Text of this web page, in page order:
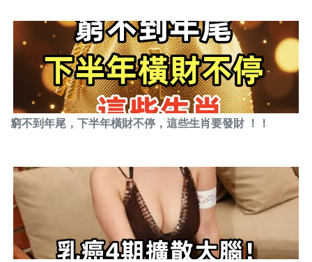
窮不到年尾，下半年橫財不停，這些生肖要發財 ！！